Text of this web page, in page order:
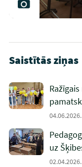
Saistītās ziņas
04.06.2026.
uz
02.04.2026.